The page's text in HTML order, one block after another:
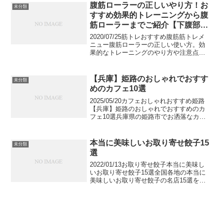
本三名園に数えられる「後楽園」、倉敷
の情緒ある...
未分類
腹筋ローラーの正しいやり方！お
すすめ効果的トレーニングから腹
筋ローラーまでご紹介【下腹部か
ら背筋、腕にまで効果】
2020/07/25筋トレおすすめ腹筋筋トレメ
ニュー腹筋ローラーの正しい使い方。効
果的なトレーニングのやり方や注意点を
り方でトレーニングを行うことで最速で
腹筋を割ること...
未分類
【兵庫】姫路のおしゃれでおすす
めのカフェ10選
2025/05/20カフェおしゃれおすすめ姫路
【兵庫】姫路のおしゃれでおすすめのカ
フェ10選兵庫県の姫路市でお洒落なカフ
擁する観光人気の高い都市で、市内には
モダンな和カ...
未分類
本当に美味しいお取り寄せ餃子15
選
2022/01/13お取り寄せ餃子本当に美味し
いお取り寄せ餃子15選全国各地の本当に
美味しいお取り寄せ餃子の名店15選をご